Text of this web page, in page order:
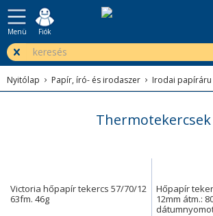
Menü Fiók
Nyitólap Papír, író- és irodaszer Irodai papíráru
Thermotekercsek
Victoria hőpapír tekercs 57/70/12
63fm. 46g
Hőpapír
12mm átm.: